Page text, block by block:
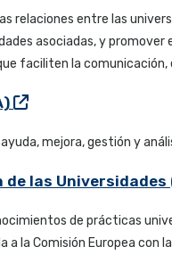
relaciones entre las
asociadas, y
faciliten la
mejora, gestión y
las Universidades
de prácticas
a la Comisión Europea